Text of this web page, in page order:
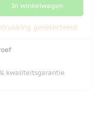
In winkelwagen
geselecteerd
kwaliteitsgarantie